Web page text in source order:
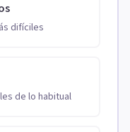
difíciles
de lo habitual